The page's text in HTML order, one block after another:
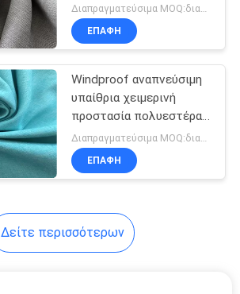
ύφασμα νερού 190GSM
αναπνεύσιμο
Διαπραγματεύσιμα MOQ:διαπραγμάτευση
ΕΠΑΦΉ
Windproof αναπνεύσιμη
υπαίθρια χειμερινή
προστασία πολυεστέρα
υφάσματος 50D 100%
Διαπραγματεύσιμα MOQ:διαπραγμάτευση
ΕΠΑΦΉ
Δείτε περισσότερων